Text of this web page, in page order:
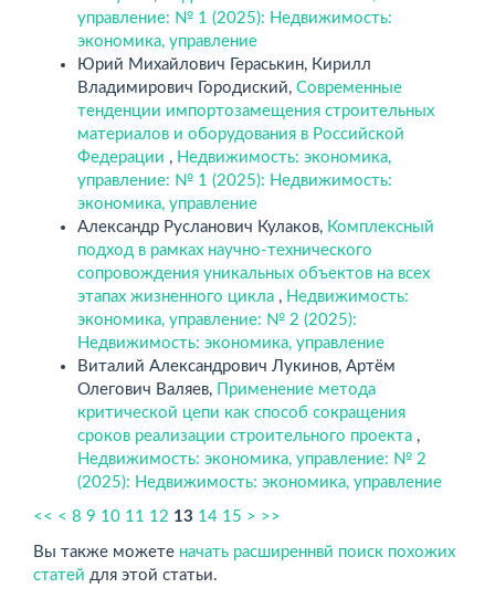
управление: № 1 (2025): Недвижимость:
экономика, управление
Юрий Михайлович Гераськин, Кирилл
Владимирович Городиский, Современные
тенденции импортозамещения строительных
материалов и оборудования в Российской
Федерации , Недвижимость: экономика,
управление: № 1 (2025): Недвижимость:
экономика, управление
Александр Русланович Кулаков, Комплексный
подход в рамках научно-технического
сопровождения уникальных объектов на всех
этапах жизненного цикла , Недвижимость:
экономика, управление: № 2 (2025):
Недвижимость: экономика, управление
Виталий Александрович Лукинов, Артём
Олегович Валяев, Применение метода
критической цепи как способ сокращения
сроков реализации строительного проекта ,
Недвижимость: экономика, управление: № 2
(2025): Недвижимость: экономика, управление
<< < 8 9 10 11 12 13 14 15 > >>
Вы также можете начать расширеннвй поиск похожих
статей для этой статьи.